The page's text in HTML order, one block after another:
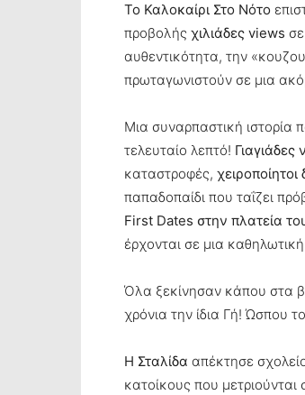
Το Καλοκαίρι Στο Νότο
προβολής χιλιάδες views
αυθεντικότητα, την
πρωταγωνιστούν σε μια
Μια συναρπαστική ιστορία
τελευταίο λεπτό!
καταστροφές,
παπαδοπαίδι που ταΐζει
First Dates στην πλατεία
έρχονται σε μια
Όλα ξεκίνησαν κάπου στα
χρόνια την ίδια Γή! Ώσπου
Η Σταλίδα απέκτησε
κατοίκους που